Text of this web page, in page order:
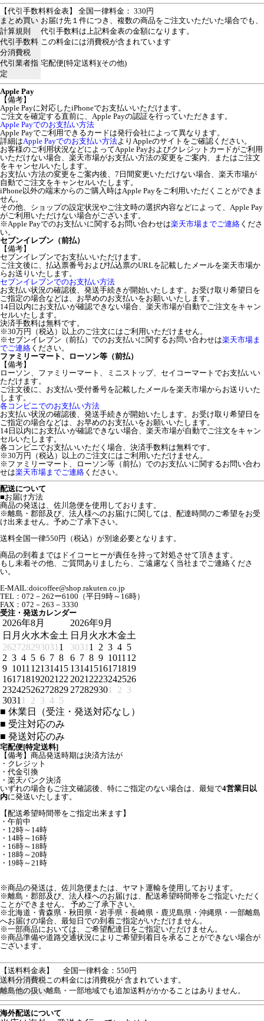
【代引手数料料金表】 全国一律料金： 330円
まとめ買い
計算規則
お届け先１件につき、複数の商品をご注文いただいた場合でも、
代引手数料は上記料金表の金額になります。
代引手数料
分消費税
この料金には消費税が含まれています
代引業者指
定
宅配便[特定送料](その他)
Apple Pay
【備考】
Apple Payに対応したiPhoneでお支払いいただけます。
ご注文を確定する直前に、Apple Payの認証を行っていただきます。
Apple Payでのお支払い方法
Apple Payでご利用できるカードは発行会社によって異なります。
詳細はApple Payでのお支払い方法よりAppleのサイトをご確認ください。
お客様のご利用状況などによってApple Payおよびクレジットカードがご利用
いただけない場合、楽天市場がお支払い方法の変更をご案内、またはご注文
をキャンセルいたします。
お支払い方法の変更をご案内後、7日間変更いただけない場合、楽天市場が
自動でご注文をキャンセルいたします。
iPhone以外の端末からのご購入時はApple Payをご利用いただくことができま
せん。
その他、ショップの設定状況やご注文時の選択内容などによって、Apple Pay
がご利用いただけない場合がございます。
※Apple Payでのお支払いに関するお問い合わせは楽天市場までご連絡 くださ
い。
セブンイレブン（前払）
【備考】
セブンイレブンでお支払いいただけます。
ご注文後に、払込票番号および払込票のURLを記載したメールを楽天市場か
らお送りいたします。
セブンイレブンでのお支払い方法
お支払い状況の確認後、発送手続きが開始いたします。お受け取り希望日を
ご指定の場合などは、お早めのお支払いをお願いいたします。
14日以内にお支払いが確認できない場合、楽天市場が自動でご注文をキャン
セルいたします。
決済手数料は無料です。
※30万円（税込）以上のご注文にはご利用いただけません。
※セブンイレブン（前払）でのお支払いに関するお問い合わせは楽天市場ま
でご連絡 ください。
ファミリーマート、ローソン等（前払）
【備考】
ローソン、ファミリーマート、ミニストップ、セイコーマートでお支払いい
ただけます。
ご注文後に、お支払い受付番号を記載したメールを楽天市場からお送りいた
します。
各コンビニでのお支払い方法
お支払い状況の確認後、発送手続きが開始いたします。お受け取り希望日を
ご指定の場合などは、お早めのお支払いをお願いいたします。
14日以内にお支払いが確認できない場合、楽天市場が自動でご注文をキャン
セルいたします。
各コンビニでお支払いいただく場合、決済手数料は無料です。
※30万円（税込）以上のご注文にはご利用いただけません。
※ファミリーマート、ローソン等（前払）でのお支払いに関するお問い合わ
せは楽天市場までご連絡 ください。
配送について
■お届け方法
商品の発送は、佐川急便を使用しております。
※離島・郡部及び、法人様へのお届けに関しては、配達時間のご希望をお受
け出来ません。予めご了承下さい。
送料全国一律550円（税込）が別途必要となります。
商品の到着まではドイコーヒーが責任を持って対処させて頂きます。
もし未着その他、ご質問ありましたら、ご遠慮なく当社までご連絡くださ
い。
E-MAIL:doicoffee@shop.rakuten.co.jp
TEL：072－262ー6100（平日9時～16時）
FAX：072－263－3330
受注・発送カレンダー
2026年8月
日 月 火水木金土
262728293031 1
2 3 4 5 6 7 8
9 1011 12131415
161718192021 22
23242526272829
3031 1 2 3 4 5
2026年9月
日 月 火水木金土
3031 1 2 3 4 5
6 7 8 9 1011 12
13141516171819
2021 2223242526
272829301 2 3
■ 休業日（受注・発送対応なし）
■ 受注対応のみ
■ 発送対応のみ
宅配便[特定送料]
【備考】商品発送時期は決済方法が
・クレジット
・代金引換
・楽天バンク決済
いずれの場合もご注文確認後、特にご指定のない場合は、最短で4営業日以
内に発送いたします。
【配送希望時間帯をご指定出来ます】
・午前中
・12時～14時
・14時～16時
・16時～18時
・18時～20時
・19時～21時
※商品の発送は、佐川急便または、ヤマト運輸を使用しております。
※離島・郡部及び、法人様へのお届けは、配送希望時間帯をご指定いただく
ことができません。 予めご了承下さい。
※北海道・青森県・秋田県・岩手県・長崎県・鹿児島県・沖縄県・一部離島
へお届けの場合、最短日での到着ご指定がいただけません。
※一部商品においては、ご希望配達日をご指定いただけません。
※商品準備や道路交通状況によりご希望到着日を承ることができない場合が
ございます。
【送料料金表】
全国一律料金：550円
送料分消費税この料金には消費税が 含まれています。
離島他の扱い離島・一部地域でも追加送料がかかることはありません。
海外配送について